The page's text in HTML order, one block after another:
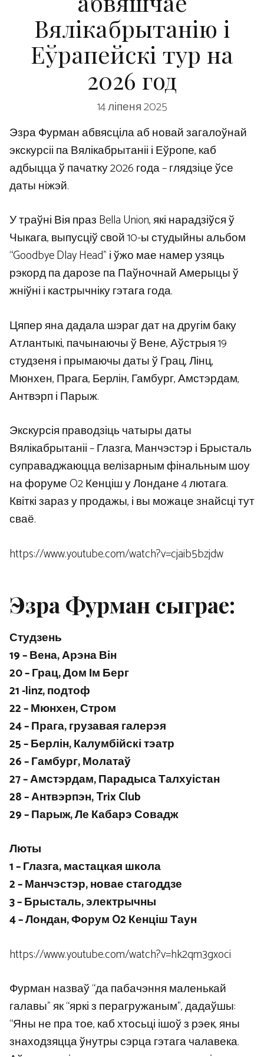
Вялікабрытанію і
Еўрапейскі тур на
2026 год
14 ліпеня 2025
Эзра Фурман абвясціла аб новай загалоўнай
экскурсіі па Вялікабрытаніі і Еўропе, каб
адбыцца ў пачатку 2026 года – глядзіце ўсе
даты ніжэй.
У траўні Вія праз Bella Union, які нарадзіўся ў
Чыкага, выпусціў свой 10-ы студыйны альбом
“Goodbye Dlay Head” і ўжо мае намер узяць
рэкорд па дарозе па Паўночнай Амерыцы ў
жніўні і кастрычніку гэтага года.
Цяпер яна дадала шэраг дат на другім баку
Атлантыкі, пачынаючы ў Вене, Аўстрыя 19
студзеня і прымаючы даты ў Грац, Лінц,
Мюнхен, Прага, Берлін, Гамбург, Амстэрдам,
Антвэрп і Парыж.
Экскурсія праводзіць чатыры даты
Вялікабрытаніі – Глазга, Манчэстэр і Брысталь
суправаджаюцца велізарным фінальным шоу
на форуме O2 Кенціш у Лондане 4 лютага.
Квіткі зараз у продажы, і вы можаце знайсці тут
сваё.
https://www.youtube.com/watch?v=cjaib5bzjdw
Эзра Фурман сыграе:
Студзень
19 – Вена, Арэна Він
20 – Грац, Дом Ім Берг
21 -linz, подтоф
22 – Мюнхен, Стром
24 – Прага, грузавая галерэя
25 – Берлін, Калумбійскі тэатр
26 – Гамбург, Молатаў
27 – Амстэрдам, Парадыса Талхуістан
28 – Антвэрпэн, Trix Club
29 – Парыж, Ле Кабарэ Совадж
Люты
1 – Глазга, мастацкая школа
2 – Манчэстэр, новае стагоддзе
3 – Брысталь, электрычны
4 – Лондан, Форум O2 Кенціш Таун
https://www.youtube.com/watch?v=hk2qm3gxoci
Фурман назваў “да пабачэння маленькай
галавы” як “яркі з перагружаным”, дадаўшы:
“Яны не пра тое, каб хтосьці ішоў з рэек, яны
знаходзяцца ўнутры сэрца гэтага чалавека.